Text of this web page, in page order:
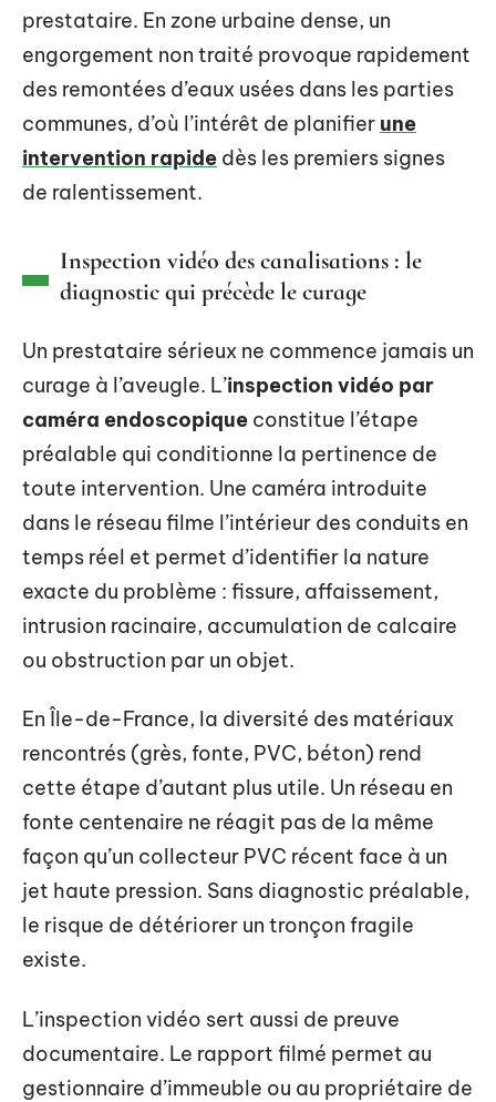
prestataire. En zone urbaine dense, un
engorgement non traité provoque rapidement
des remontées d’eaux usées dans les parties
communes, d’où l’intérêt de planifier une
intervention rapide dès les premiers signes
de ralentissement.
Inspection vidéo des canalisations : le
diagnostic qui précède le curage
Un prestataire sérieux ne commence jamais un
curage à l’aveugle. L’inspection vidéo par
caméra endoscopique constitue l’étape
préalable qui conditionne la pertinence de
toute intervention. Une caméra introduite
dans le réseau filme l’intérieur des conduits en
temps réel et permet d’identifier la nature
exacte du problème : fissure, affaissement,
intrusion racinaire, accumulation de calcaire
ou obstruction par un objet.
En Île-de-France, la diversité des matériaux
rencontrés (grès, fonte, PVC, béton) rend
cette étape d’autant plus utile. Un réseau en
fonte centenaire ne réagit pas de la même
façon qu’un collecteur PVC récent face à un
jet haute pression. Sans diagnostic préalable,
le risque de détériorer un tronçon fragile
existe.
L’inspection vidéo sert aussi de preuve
documentaire. Le rapport filmé permet au
gestionnaire d’immeuble ou au propriétaire de